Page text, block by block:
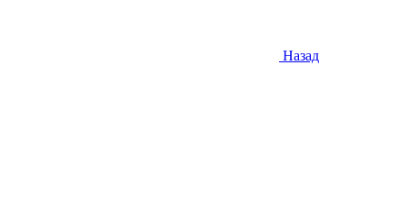
Назад